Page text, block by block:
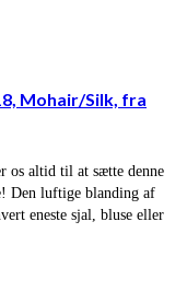
Mohair/Silk, fra
os altid til at sætte denne
Den luftige blanding af
eneste sjal, bluse eller